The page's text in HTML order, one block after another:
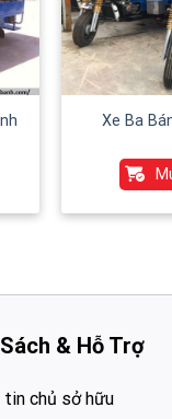
Xe Ba
& Hỗ Trợ
chủ sở hữu